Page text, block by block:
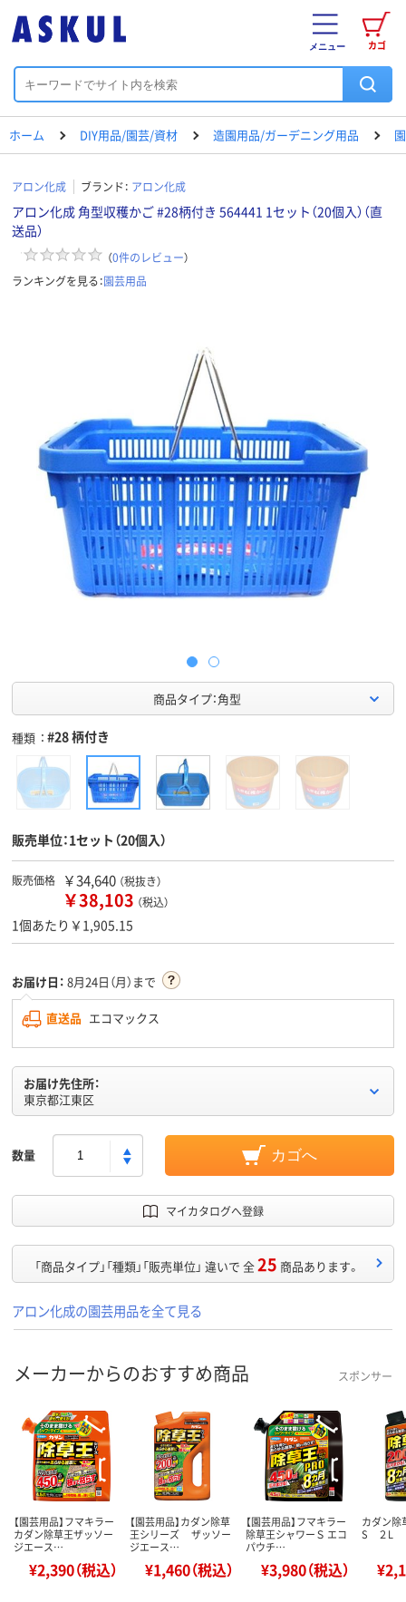
カゴ
メニュー
ホーム DIY用品/園芸/資材 造園用品/ガーデニング用品
アロン化成 ブランド： アロン化成
アロン化成 角型収穫かご #28柄付き 564441 1セット（20個入）（直
送品）
（0件のレビュー）
ランキングを見る：園芸用品
商品タイプ：角型
種類 #28 柄付き
販売単位：1セット（20個入）
販売価格 ￥34,640 （税抜き）
￥38,103 （税込）
1個あたり￥1,905.15
お届け日： 8月24日（月）まで
直送品 エコマックス
お届け先住所：
東京都江東区
数量 カゴへ
マイカタログへ登録
「商品タイプ」「種類」「販売単位」 違いで 全25 商品あります。
アロン化成の園芸用品を全て見る
メーカーからのおすすめ商品 スポンサー
【園芸用品】フマキラー
カダン除草王ザッソー
ジエース…
¥2,390（税込）
【園芸用品】カダン除草
王シリーズ ザッソー
ジエース…
¥1,460（税込）
【園芸用品】フマキラー
除草王シャワーＳ エコ
パウチ…
¥3,980（税込）
カダン除
S ２L